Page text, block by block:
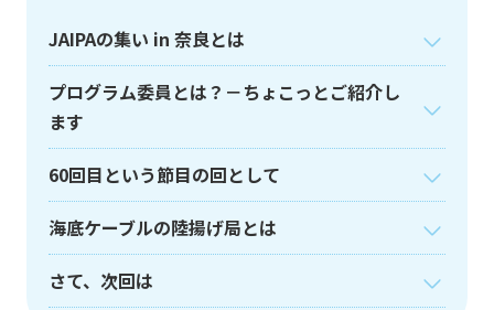
JAIPAの集い in 奈良とは
プログラム委員とは？－ちょこっとご紹介し
ます
60回目という節目の回として
海底ケーブルの陸揚げ局とは
さて、次回は